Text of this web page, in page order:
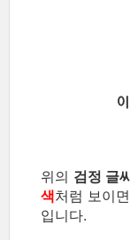
위의 검정 글
색처럼 보이
입니다.